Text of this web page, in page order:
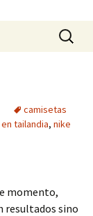
Buscar:
camisetas
tailandia, nike
momento,
resultados sino